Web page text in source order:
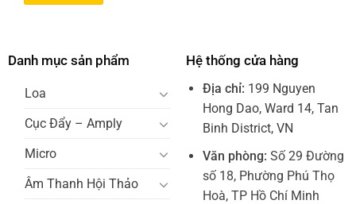
Danh mục sản phẩm
Loa
Cục Đẩy – Amply
Micro
Âm Thanh Hội Thảo
Hệ thống cửa hàng
Địa chỉ: 199 Nguyen
Hong Dao, Ward 14, Tan
Binh District, VN
Văn phòng: Số 29 Đường
số 18, Phường Phú Thọ
Hoà, TP Hồ Chí Minh